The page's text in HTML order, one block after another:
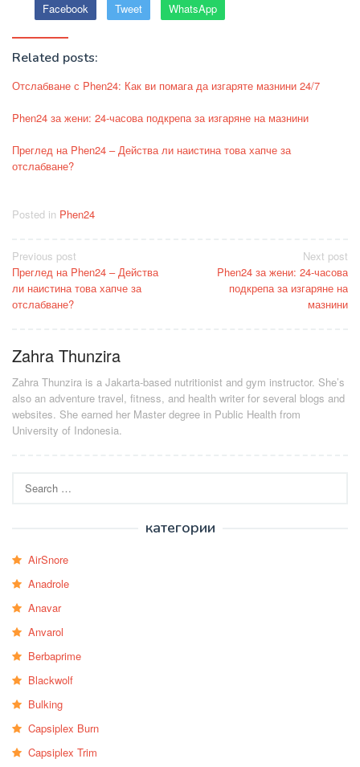
Facebook Tweet WhatsApp
Related posts:
Отслабване с Phen24: Как ви помага да изгаряте мазнини 24/7
Phen24 за жени: 24-часова подкрепа за изгаряне на мазнини
Преглед на Phen24 – Действа ли наистина това хапче за
отслабване?
Posted in Phen24
Post
navigation
Previous post
Преглед на Phen24 – Действа
ли наистина това хапче за
отслабване?
Next post
Phen24 за жени: 24-часова
подкрепа за изгаряне на
мазнини
Zahra Thunzira
Zahra Thunzira is a Jakarta-based nutritionist and gym instructor. She’s
also an adventure travel, fitness, and health writer for several blogs and
websites. She earned her Master degree in Public Health from
University of Indonesia.
for:
категории
AirSnore
Anadrole
Anavar
Anvarol
Berbaprime
Blackwolf
Bulking
Capsiplex Burn
Capsiplex Trim